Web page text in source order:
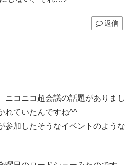
返信
ニコニコ超会議の話題がありまし
れていたんですね^^
参加したそうなイベントのような